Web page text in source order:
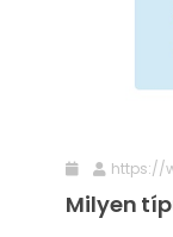
https://
Milyen